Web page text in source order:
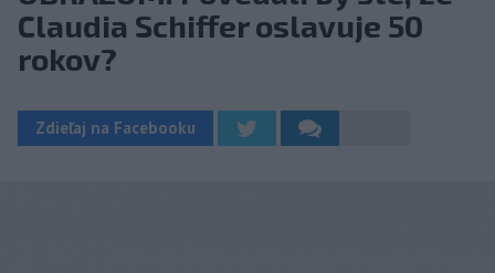
Claudia Schiffer oslavuje 50
rokov?
Zdieľaj na Facebooku